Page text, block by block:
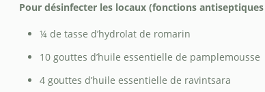
Pour désinfecter les locaux (fonctions
¼ de tasse d’hydrolat de romarin
10 gouttes d’huile essentielle de pamplemousse
4 gouttes d’huile essentielle de ravintsara